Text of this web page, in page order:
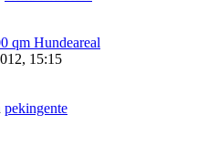
qm Hundeareal
15:15
pekingente